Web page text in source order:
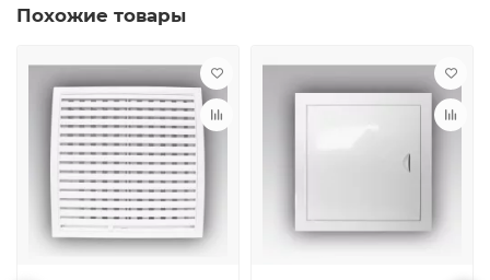
Похожие товары